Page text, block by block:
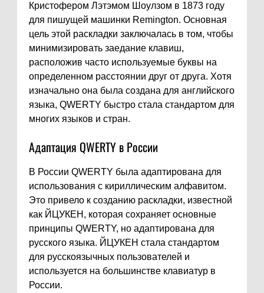
Кристофером Лэтэмом Шоулзом в 1873 году
для пишущей машинки Remington. Основная
цель этой раскладки заключалась в том, чтобы
минимизировать заедание клавиш,
расположив часто используемые буквы на
определенном расстоянии друг от друга. Хотя
изначально она была создана для английского
языка, QWERTY быстро стала стандартом для
многих языков и стран.
Адаптация QWERTY в России
В России QWERTY была адаптирована для
использования с кириллическим алфавитом.
Это привело к созданию раскладки, известной
как ЙЦУКЕН, которая сохраняет основные
принципы QWERTY, но адаптирована для
русского языка. ЙЦУКЕН стала стандартом
для русскоязычных пользователей и
используется на большинстве клавиатур в
России.